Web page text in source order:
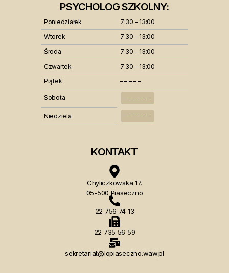
PSYCHOLOG SZKOLNY:
Poniedziałek
7:30 – 13:00
Wtorek
7:30 – 13:00
Środa
7:30 – 13:00
Czwartek
7:30 – 13:00
Piątek
– – – – –
Sobota – – – – –
Niedziela – – – – –
KONTAKT
Chyliczkowska 17,
05-500 Piaseczno
22 756 74 13
22 735 56 59
sekretariat@lopiaseczno.waw.pl